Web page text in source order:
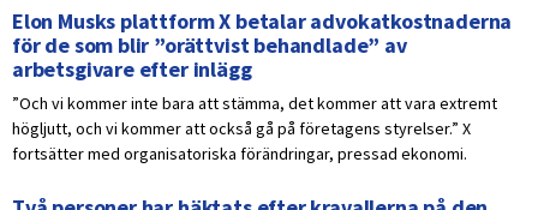
Elon Musks plattform X betalar advokatkostnaderna
för de som blir ”orättvist behandlade” av
arbetsgivare efter inlägg
”Och vi kommer inte bara att stämma, det kommer att vara extremt
högljutt, och vi kommer att också gå på företagens styrelser.” X
fortsätter med organisatoriska förändringar, pressad ekonomi.